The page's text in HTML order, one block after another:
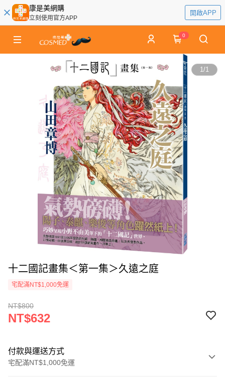
康是美網購
立刻使用官方APP
開啟APP
0
1/1
十二國記畫集＜第一集＞久遠之庭
宅配滿NT$1,000免運
NT$800
NT$632
付款與運送方式
宅配滿NT$1,000免運